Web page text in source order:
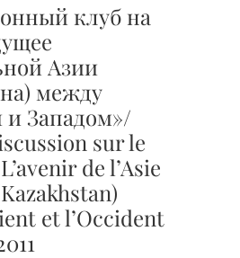
клуб на
Азии
между
и Западом»/
sur le
de l’Asie
et l’Occident